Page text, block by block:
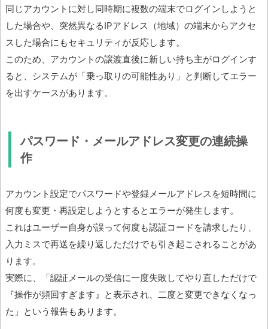
同じアカウントに対し同時期に複数の端末でログインしようと
した場合や、突然異なるIPアドレス（地域）の端末からアクセ
スした場合にもセキュリティが反応します。
このため、アカウントの譲渡直後に新しい持ち主がログインす
ると、システムが「乗っ取りの可能性あり」と判断してエラー
を出すケースがあります。
パスワード・メールアドレス変更の連続操
作
アカウント設定でパスワードや登録メールアドレスを短時間に
何度も変更・再設定しようとするとエラーが発生します。
これはユーザー自身が誤って何度も認証コードを請求したり、
入力ミスで再送を繰り返しただけでも引き起こされることがあ
ります。
実際に、「認証メールの受信に一度失敗してやり直しただけで
『操作が頻回すぎます』と表示され、二度と変更できなくなっ
た」という報告もあります。